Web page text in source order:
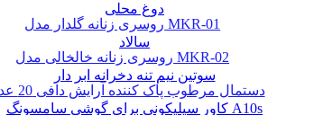
روسری زنانه گلدار مدل MKR-01
روسری زنانه خالخالی مدل MKR-02
دستمال مرطوب پاک کننده آرایش دافی 20 عددی
دوغ محلی
سالاد
سوتین نیم تنه دخرانه ابر دار
کاور سیلیکونی برای گوشی سامسونگ A10s